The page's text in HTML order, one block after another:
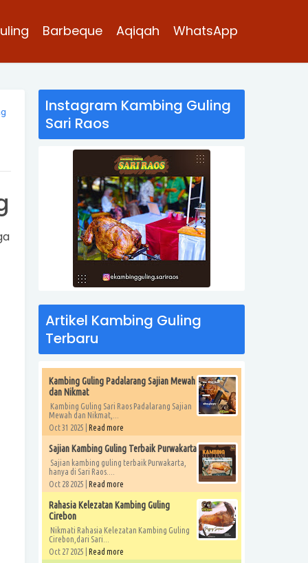
Barbeque Aqiqah WhatsApp
Instagram Kambing Guling
Sari Raos
Artikel Kambing Guling
Terbaru
Kambing Guling Padalarang Sajian Mewah
dan Nikmat
Kambing Guling Sari Raos Padalarang Sajian
Mewah dan Nikmat,...
Oct 31 2025 | Read more
Sajian Kambing Guling Terbaik Purwakarta
Sajian kambing guling terbaik Purwakarta,
hanya di Sari Raos....
Oct 28 2025 | Read more
Rahasia Kelezatan Kambing Guling
Cirebon
Nikmati Rahasia Kelezatan Kambing Guling
Cirebon,dari Sari...
Oct 27 2025 | Read more